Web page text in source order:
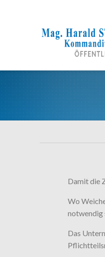
Damit die
Wo
notwendig
Das